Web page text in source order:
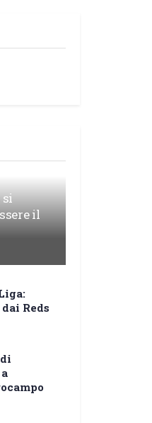
si
il
Reds